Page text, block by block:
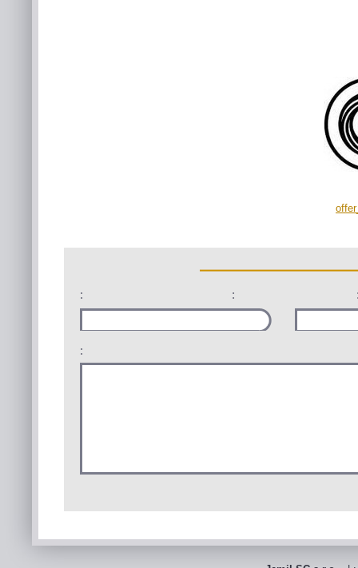
: :
: